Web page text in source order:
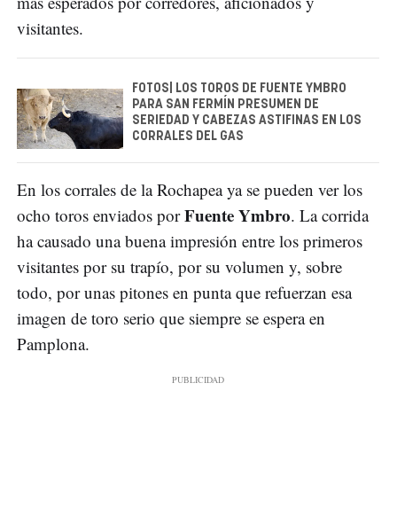
visitantes.
FOTOS| LOS TOROS DE FUENTE YMBRO
PARA SAN FERMÍN PRESUMEN DE
SERIEDAD Y CABEZAS ASTIFINAS EN LOS
CORRALES DEL GAS
En los corrales de la Rochapea ya se pueden ver los
ocho toros enviados porFuente Ymbro. La corrida
ha causado una buena impresión entre los primeros
visitantes por su trapío, por su volumen y, sobre
todo, por unas pitones en punta que refuerzan esa
imagen de toro serio que siempre se espera en
Pamplona.